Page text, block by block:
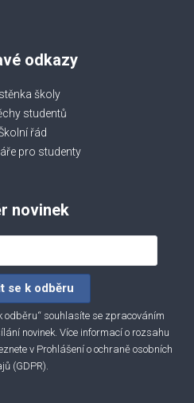
odkazy
školy
studentů
řád
pro studenty
novinek
odběru“ souhlasíte se zpracováním
novinek. Více informací o rozsahu
v Prohlášení o ochraně osobních
(GDPR).